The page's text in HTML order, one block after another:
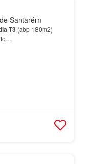
Santarém
T3(abp 180m2)